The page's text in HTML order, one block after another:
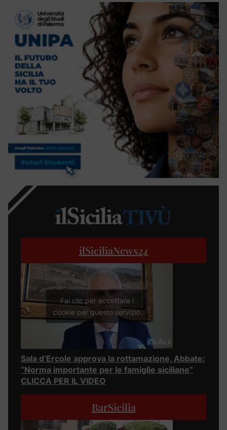
ilSiciliaNews24
Fai clic per accettare i
cookie per questo servizio
Sala d’Ercole approva la rottamazione, Abbate:
“Norma importante per le famiglie siciliane”
CLICCA PER IL VIDEO
BarSicilia